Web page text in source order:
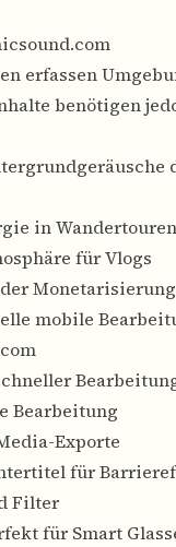
erfassen
benötigen
in Wandertouren
für Vlogs
mobile
Bearbeitung
Exporte
für
Filter
für Smart